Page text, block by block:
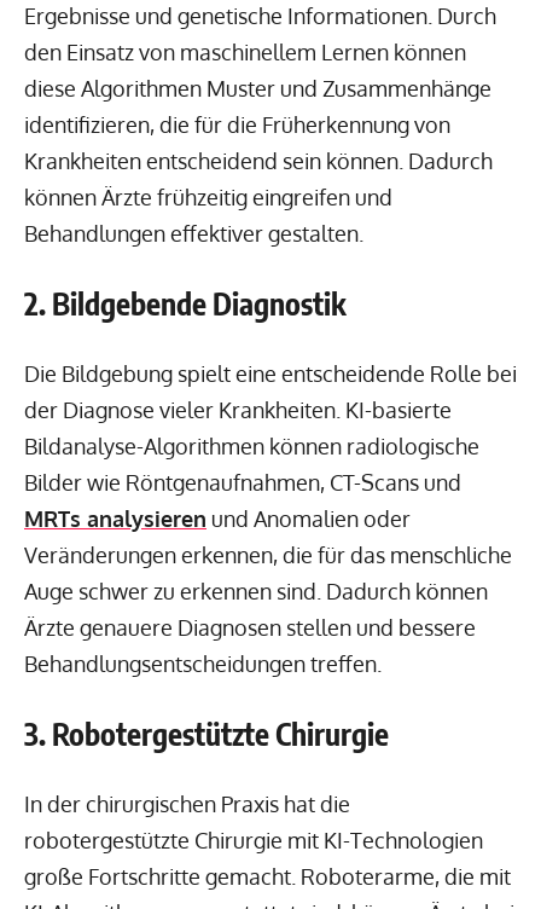
Ergebnisse und genetische Informationen. Durch
den Einsatz von maschinellem Lernen können
diese Algorithmen Muster und Zusammenhänge
identifizieren, die für die Früherkennung von
Krankheiten entscheidend sein können. Dadurch
können Ärzte frühzeitig eingreifen und
Behandlungen effektiver gestalten.
2. Bildgebende Diagnostik
Die Bildgebung spielt eine entscheidende Rolle bei
der Diagnose vieler Krankheiten. KI-basierte
Bildanalyse-Algorithmen können radiologische
Bilder wie Röntgenaufnahmen, CT-Scans und
MRTs analysieren und Anomalien oder
Veränderungen erkennen, die für das menschliche
Auge schwer zu erkennen sind. Dadurch können
Ärzte genauere Diagnosen stellen und bessere
Behandlungsentscheidungen treffen.
3. Robotergestützte Chirurgie
In der chirurgischen Praxis hat die
robotergestützte Chirurgie mit KI-Technologien
große Fortschritte gemacht. Roboterarme, die mit